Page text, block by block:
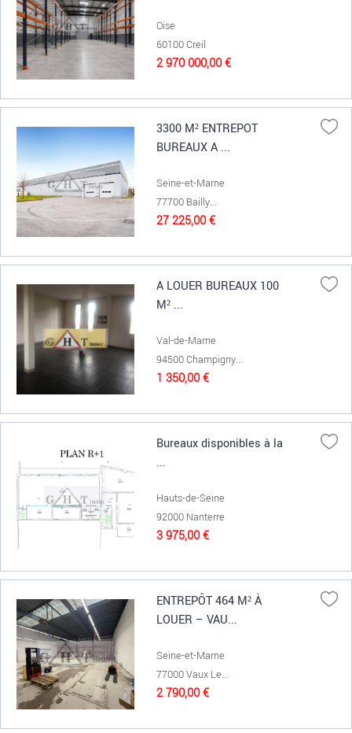
Oise
60100 Creil
2 970 000,00 €
3300 M² ENTREPOT
BUREAUX A ...
Seine-et-Marne
77700 Bailly...
27 225,00 €
A LOUER BUREAUX 100
M² ...
Val-de-Marne
94500 Champigny...
1 350,00 €
Bureaux disponibles à la
...
Hauts-de-Seine
92000 Nanterre
3 975,00 €
ENTREPÔT 464 M² À
LOUER – VAU...
Seine-et-Marne
77000 Vaux Le...
2 790,00 €